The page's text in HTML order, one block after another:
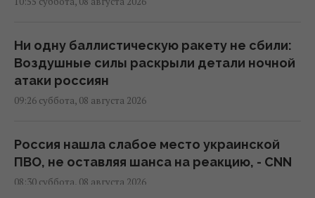
Ни одну баллистическую ракету не сбили:
Воздушные силы раскрыли детали ночной
атаки россиян
09:26 суббота, 08 августа 2026
Россия нашла слабое место украинской
ПВО, не оставляя шанса на реакцию, - CNN
08:30 суббота, 08 августа 2026